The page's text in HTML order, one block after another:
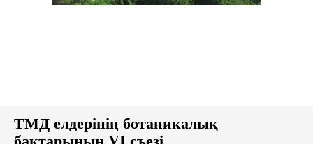
ТМД елдерінің ботаникалық